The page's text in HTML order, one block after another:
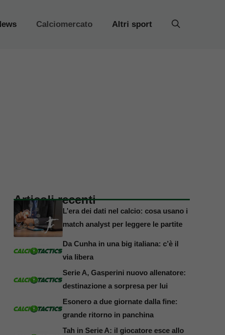
Calciomercato Altri sport
Articoli recenti
L’era dei dati nel calcio: cosa usano i
match analyst per leggere le partite
Da Cunha in una big italiana: c’è il
via libera
Serie A, Gasperini nuovo allenatore:
destinazione a sorpresa per lui
Esonero a due giornate dalla fine:
grande ritorno in panchina
Tah in Serie A: il giocatore esce allo